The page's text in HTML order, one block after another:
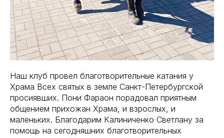
Наш клуб провел благотворительные катания у
Храма Всех святых в земле Санкт-Петербургской
просиявших. Пони Фараон порадовал приятным
общением прихожан Храма, и взрослых, и
маленьких. Благодарим Калиниченко Светлану за
помощь на сегодняшних благотворительных